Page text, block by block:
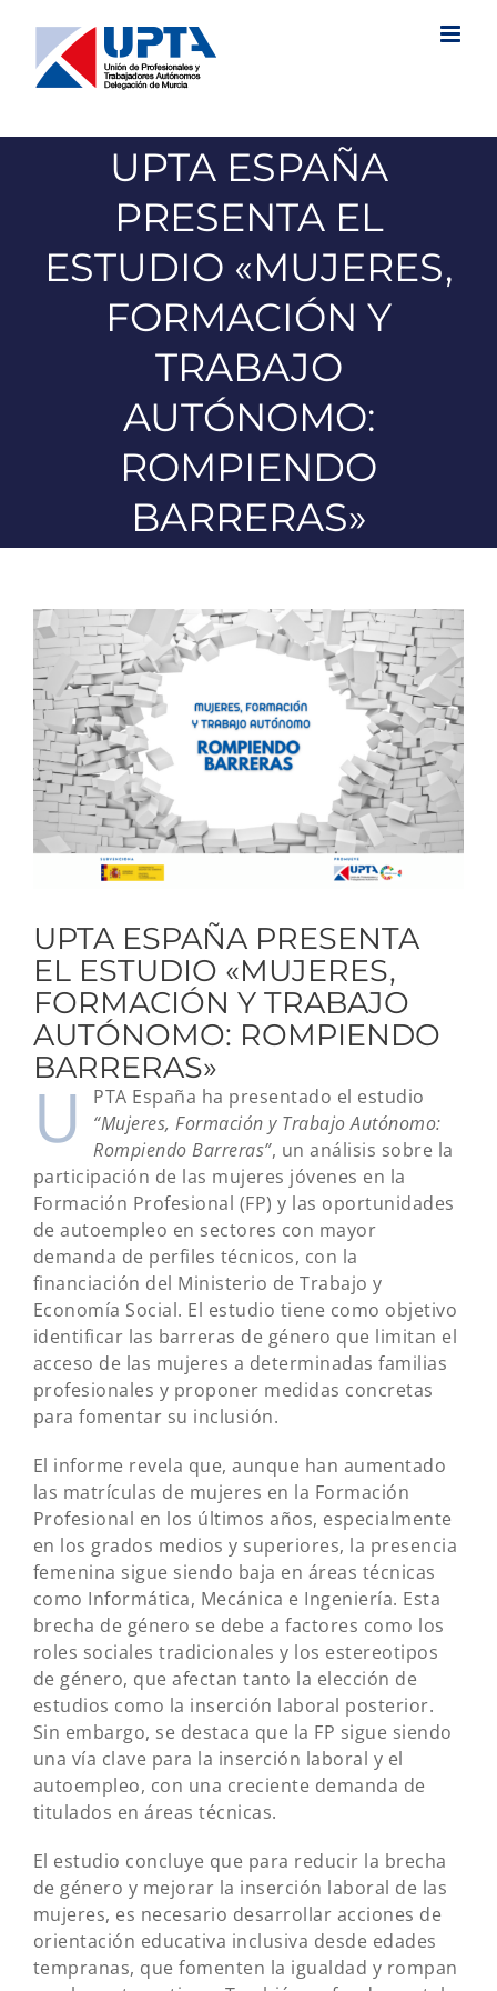
contenido
UPTA ESPAÑA
PRESENTA EL
ESTUDIO «MUJERES,
FORMACIÓN Y
TRABAJO
AUTÓNOMO:
ROMPIENDO
BARRERAS»
Ver
imagen
más
grande
UPTA ESPAÑA PRESENTA
EL ESTUDIO «MUJERES,
FORMACIÓN Y TRABAJO
AUTÓNOMO: ROMPIENDO
BARRERAS»
U
PTA España ha presentado el estudio
“Mujeres, Formación y Trabajo Autónomo:
Rompiendo Barreras”, un análisis sobre la
participación de las mujeres jóvenes en la
Formación Profesional (FP) y las oportunidades
de autoempleo en sectores con mayor
demanda de perfiles técnicos, con la
financiación del Ministerio de Trabajo y
Economía Social. El estudio tiene como objetivo
identificar las barreras de género que limitan el
acceso de las mujeres a determinadas familias
profesionales y proponer medidas concretas
para fomentar su inclusión.
El informe revela que, aunque han aumentado
las matrículas de mujeres en la Formación
Profesional en los últimos años, especialmente
en los grados medios y superiores, la presencia
femenina sigue siendo baja en áreas técnicas
como Informática, Mecánica e Ingeniería. Esta
brecha de género se debe a factores como los
roles sociales tradicionales y los estereotipos
de género, que afectan tanto la elección de
estudios como la inserción laboral posterior.
Sin embargo, se destaca que la FP sigue siendo
una vía clave para la inserción laboral y el
autoempleo, con una creciente demanda de
titulados en áreas técnicas.
El estudio concluye que para reducir la brecha
de género y mejorar la inserción laboral de las
mujeres, es necesario desarrollar acciones de
orientación educativa inclusiva desde edades
tempranas, que fomenten la igualdad y rompan